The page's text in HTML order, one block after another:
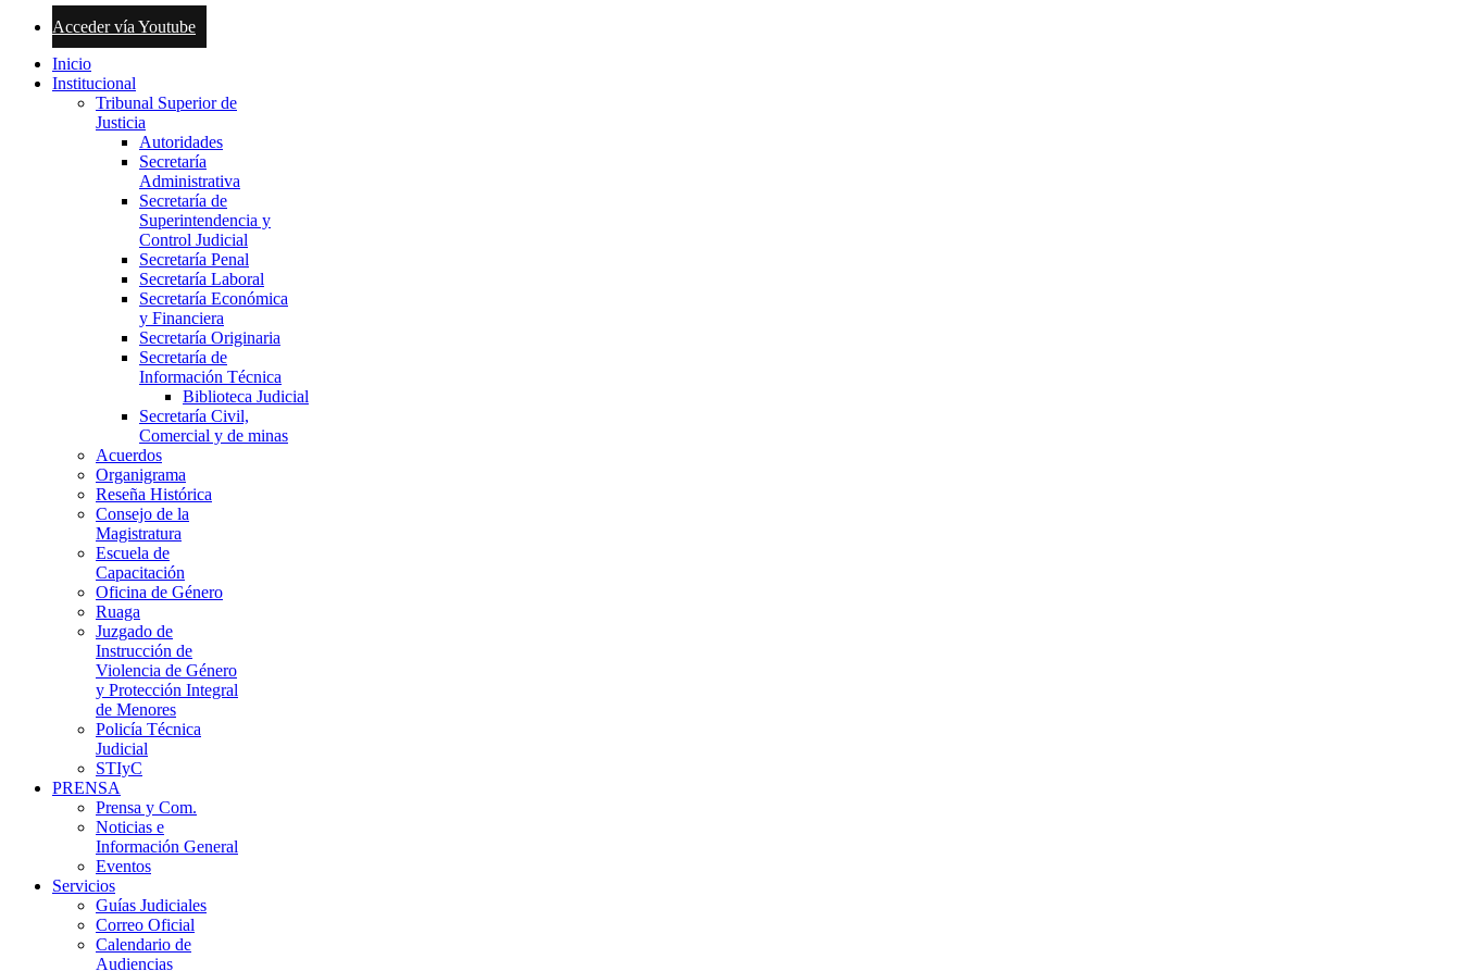
Acceder vía Youtube
Inicio
Institucional
Tribunal Superior de
Justicia
Autoridades
Secretaría
Administrativa
Secretaría de
Superintendencia y
Control Judicial
Secretaría Penal
Secretaría Laboral
Secretaría Económica
y Financiera
Secretaría Originaria
Secretaría de
Información Técnica
Biblioteca Judicial
Secretaría Civil,
Comercial y de minas
Acuerdos
Organigrama
Reseña Histórica
Consejo de la
Magistratura
Escuela de
Capacitación
Oficina de Género
Ruaga
Juzgado de
Instrucción de
Violencia de Género
y Protección Integral
de Menores
Policía Técnica
Judicial
STIyC
PRENSA
Prensa y Com.
Noticias e
Información General
Eventos
Servicios
Guías Judiciales
Correo Oficial
Calendario de
Audiencias